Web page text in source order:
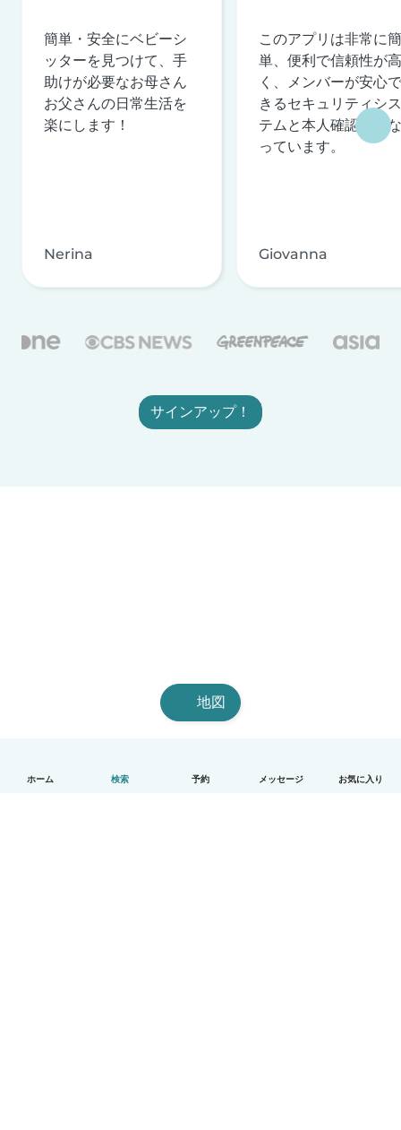
ホーム 検索 予約 メッセージ お気に入り
簡単・安全にベビーシ
ッターを見つけて、手
助けが必要なお母さん
お父さんの日常生活を
楽にします！
Nerina
このアプリは非常に簡
単、便利で信頼性が高
く、メンバーが安心で
きるセキュリティシス
テムと本人確認を行な
っています。
Giovanna
サインアップ！
地図